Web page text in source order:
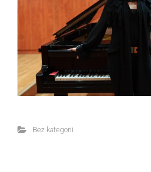
Bez kategorii